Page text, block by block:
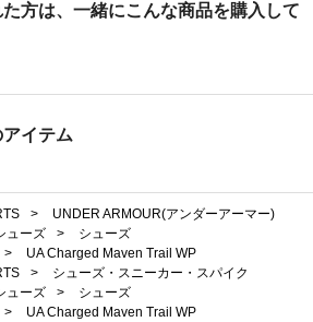
方は、一緒にこんな商品を購入して
イテム
>
UNDER ARMOUR(アンダーアーマー)
ューズ >
シューズ
>
UA Charged Maven Trail WP
>
シューズ・スニーカー・スパイク
ューズ >
シューズ
> UA Charged Maven Trail WP